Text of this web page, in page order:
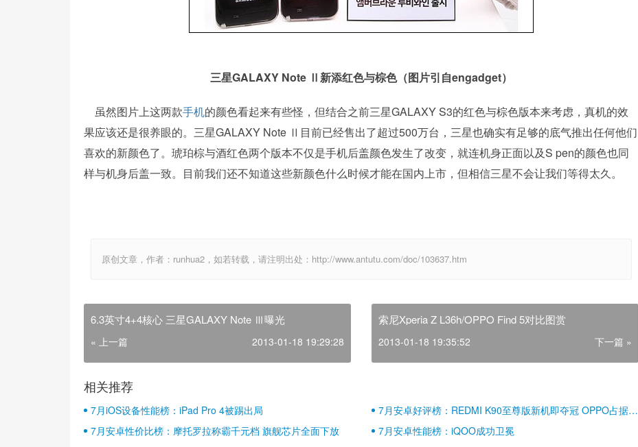
三星GALAXY Note Ⅱ新添红色与棕色（图片引自engadget）
虽然图片上这两款手机的颜色看起来有些怪，但结合之前三星GALAXY S3的红色与棕色版本来考虑，真机的效
果应该还是很养眼的。三星GALAXY Note Ⅱ目前已经售出了超过500万台，三星也确实有足够的底气推出任何他们
喜欢的新颜色了。琥珀棕与酒红色两个版本不仅是手机后盖颜色发生了改变，就连机身正面以及S pen的颜色也同
样与机身后盖一致。目前我们还不知道这些新颜色什么时候才能在国内上市，但相信三星不会让我们等得太久。
原创文章，作者：runhua2，如若转载，请注明出处：http://www.antutu.com/doc/103637.htm
6.3英寸4+4核心 三星GALAXY Note Ⅲ曝光
« 上一篇 2013-01-18 19:29:28
索尼Xperia Z L36h/OPPO Find 5对比图赏
2013-01-18 19:35:52 下一篇 »
相关推荐
7月iOS设备性能榜：iPad Pro 4被踢出局
7月安卓好评榜：REDMI K90至尊版新机即夺冠 OPPO占据半
壁江山
7月安卓性价比榜：摩托罗拉称霸千元档 旗舰芯片全面下放
7月安卓性能榜：iQOO成功卫冕